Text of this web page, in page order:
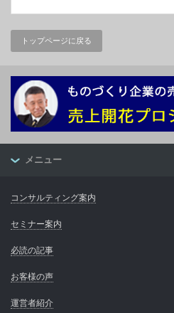
トップページに戻る
メニュー
コンサルティング案内
セミナー案内
必読の記事
お客様の声
運営者紹介